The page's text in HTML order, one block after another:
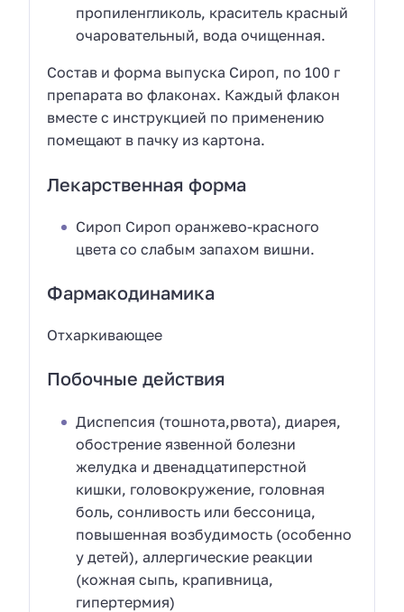
пропиленгликоль, краситель красный
очаровательный, вода очищенная.
Состав и форма выпуска Сироп, по 100 г
препарата во флаконах. Каждый флакон
вместе с инструкцией по применению
помещают в пачку из картона.
Лекарственная форма
Сироп Сироп оранжево-красного
цвета со слабым запахом вишни.
Фармакодинамика
Отхаркивающее
Побочные действия
Диспепсия (тошнота,рвота), диарея,
обострение язвенной болезни
желудка и двенадцатиперстной
кишки, головокружение, головная
боль, сонливость или бессоница,
повышенная возбудимость (особенно
у детей), аллергические реакции
(кожная сыпь, крапивница,
гипертермия)